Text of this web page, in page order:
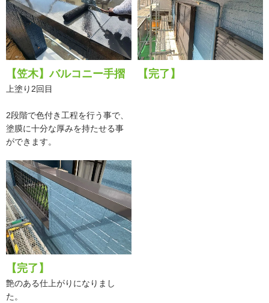
【笠木】バルコニー手摺
上塗り2回目
2段階で色付き工程を行う事で、
塗膜に十分な厚みを持たせる事
ができます。
【完了】
【完了】
艶のある仕上がりになりまし
た。